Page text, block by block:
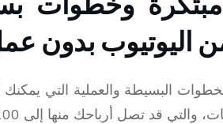
اليوتيوب بدون
البسيطة والعملية التي يمكنك
قد تصل أرباحك منها إلى 100 دولار يوميًا على يوتيوب.